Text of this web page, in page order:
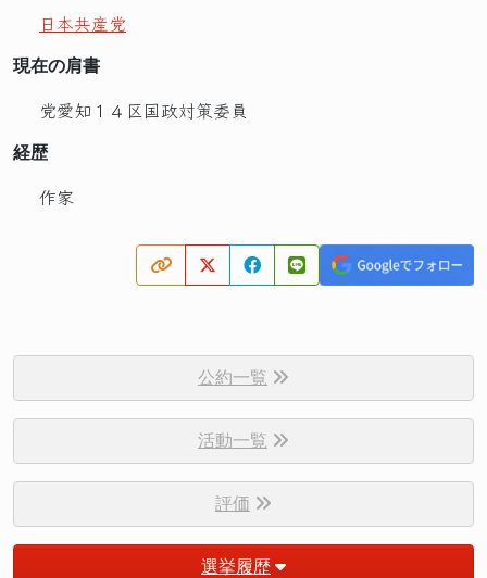
日本共産党
現在の肩書
党愛知１４区国政対策委員
経歴
作家
公約一覧
活動一覧
評価
選挙履歴